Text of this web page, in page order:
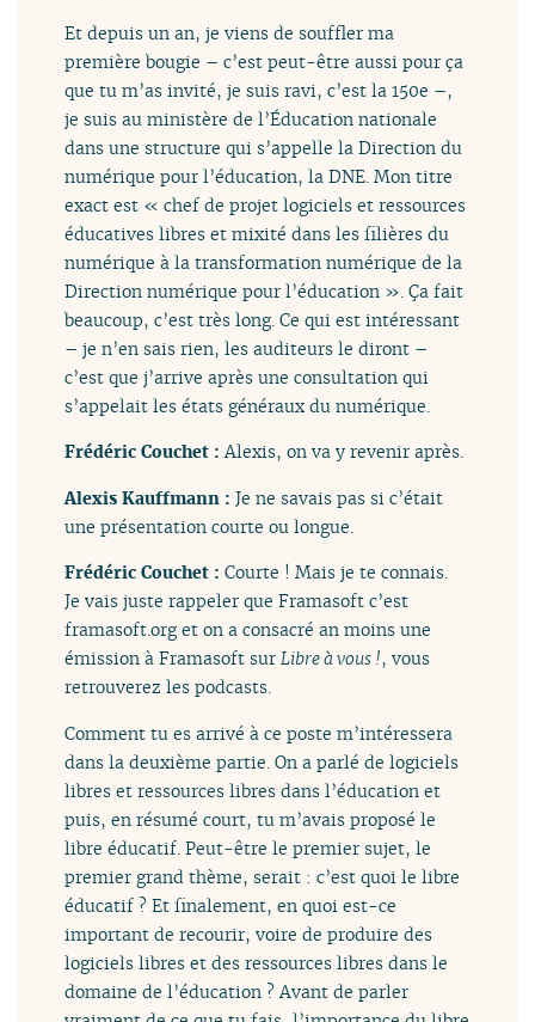
Et depuis un an, je viens de souffler ma
première bougie – c’est peut-être aussi pour ça
que tu m’as invité, je suis ravi, c’est la 150e –,
je suis au ministère de l’Éducation nationale
dans une structure qui s’appelle la Direction du
numérique pour l’éducation, la DNE. Mon titre
exact est « chef de projet logiciels et ressources
éducatives libres et mixité dans les filières du
numérique à la transformation numérique de la
Direction numérique pour l’éducation ». Ça fait
beaucoup, c’est très long. Ce qui est intéressant
– je n’en sais rien, les auditeurs le diront –
c’est que j’arrive après une consultation qui
s’appelait les états généraux du numérique.
Frédéric Couchet :Alexis, on va y revenir après.
Alexis Kauffmann :Je ne savais pas si c’était
une présentation courte ou longue.
Frédéric Couchet :Courte ! Mais je te connais.
Je vais juste rappeler que Framasoft c’est
framasoft.org et on a consacré an moins une
émission à Framasoft surLibre à vous !, vous
retrouverez les podcasts.
Comment tu es arrivé à ce poste m’intéressera
dans la deuxième partie. On a parlé de logiciels
libres et ressources libres dans l’éducation et
puis, en résumé court, tu m’avais proposé le
libre éducatif. Peut-être le premier sujet, le
premier grand thème, serait : c’est quoi le libre
éducatif ? Et finalement, en quoi est-ce
important de recourir, voire de produire des
logiciels libres et des ressources libres dans le
domaine de l’éducation ? Avant de parler